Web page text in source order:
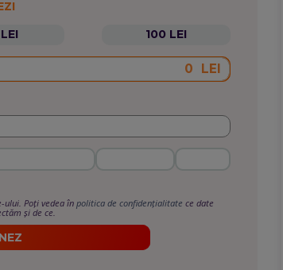
100 LEI
LEI
ului. Poți vedea înpolitica de confidențialitate ce date
și de ce.